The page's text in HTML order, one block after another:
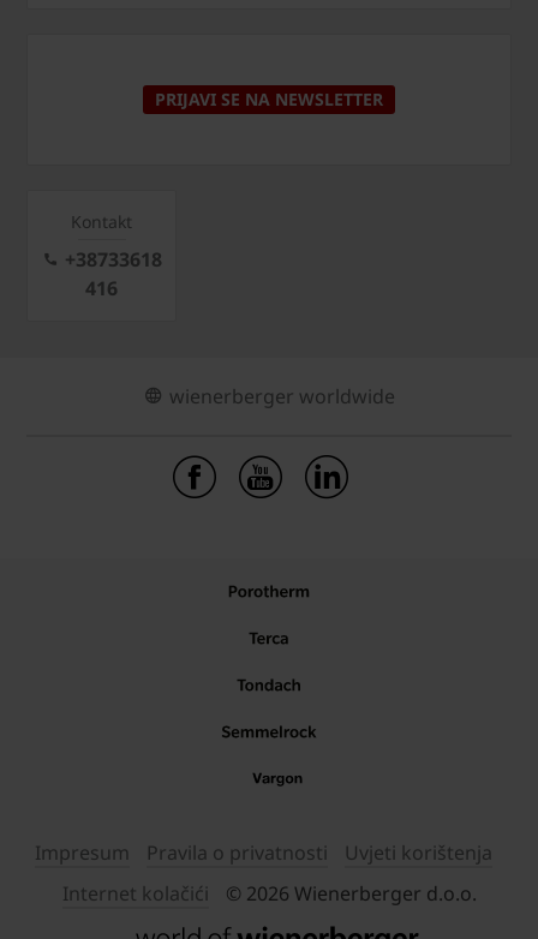
PRIJAVI SE NA NEWSLETTER
Kontakt
+38733618
416
wienerberger worldwide
Impresum Pravila o privatnosti
Uvjeti korištenja
Internet kolačići
© 2026 Wienerberger d.o.o.